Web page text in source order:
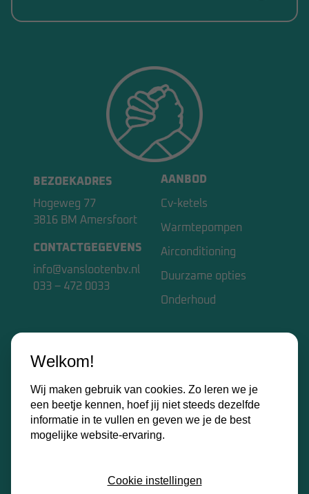
BEZOEKADRES
Hogeweg 77
3816 BM Amersfoort
CONTACTGEGEVENS
info@vanslootenbv.nl
033 – 472 0033
AANBOD
Cv-ketels
Warmtepompen
Airconditioning
Duurzame opties
Onderhoud
Home
Over ons
Kennisbank
Contact
Welkom!
Wij maken gebruik van cookies. Zo leren we je
een beetje kennen, hoef jij niet steeds dezelfde
informatie in te vullen en geven we je de best
mogelijke website-ervaring.
Cookie instellingen